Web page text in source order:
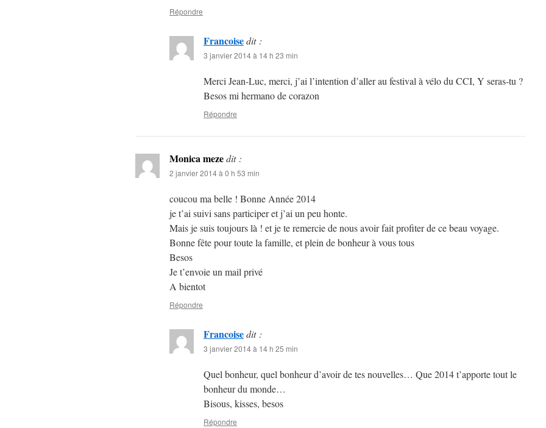
Répondre
Francoisedit :
3 janvier 2014 à 14 h 23 min
Merci Jean-Luc, merci, j’ai l’intention d’aller au festival à vélo du CCI, Y seras-tu ?
Besos mi hermano de corazon
Répondre
Monica mezedit :
2 janvier 2014 à 0 h 53 min
coucou ma belle ! Bonne Année 2014
je t’ai suivi sans participer et j’ai un peu honte.
Mais je suis toujours là ! et je te remercie de nous avoir fait profiter de ce beau voyage.
Bonne fête pour toute la famille, et plein de bonheur à vous tous
Besos
Je t’envoie un mail privé
A bientot
Répondre
Francoisedit :
3 janvier 2014 à 14 h 25 min
Quel bonheur, quel bonheur d’avoir de tes nouvelles… Que 2014 t’apporte tout le
bonheur du monde…
Bisous, kisses, besos
Répondre